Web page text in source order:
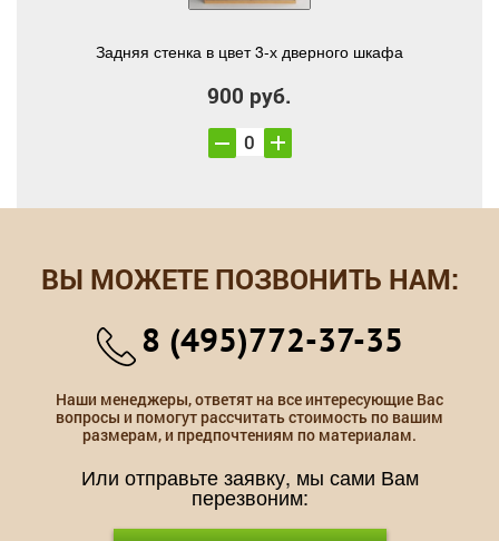
Задняя стенка в цвет 3-х дверного шкафа
900 руб.
ВЫ МОЖЕТЕ ПОЗВОНИТЬ НАМ:
8 (495)772-37-35
Наши менеджеры, ответят на все интересующие Вас
вопросы и помогут рассчитать стоимость по вашим
размерам, и предпочтениям по материалам.
Или отправьте заявку, мы сами Вам
перезвоним: